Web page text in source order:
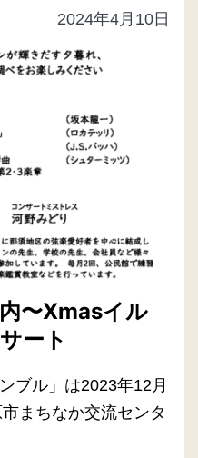
2024年4月10日
〜Xmasイル
ート
ブル」は2023年12月
まちなか交流センタ